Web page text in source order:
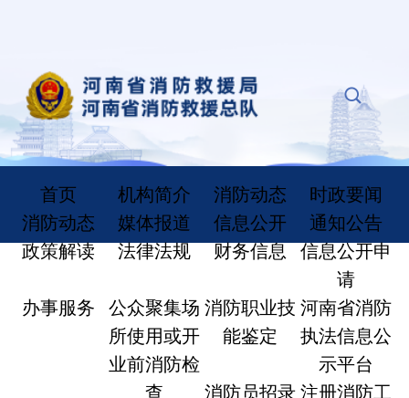
首页 机构简介 消防动态
时政要闻
消防动态
媒体报道 信息公开
通知公告
政策解读
法律法规 财务信息 信息公开申
请
办事服务 公众聚集场
所使用或开
业前消防检
查
消防职业技
能鉴定
河南省消防
执法信息公
示平台
消防员招录注册消防工